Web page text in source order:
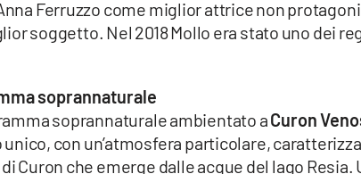
Ferruzzo come miglior attrice non
soggetto. Nel 2018 Mollo era stato uno dei
soprannaturale
soprannaturale ambientato aCuron
unico, con un’atmosfera particolare,
Curon che emerge dalle acque del lago Resia.